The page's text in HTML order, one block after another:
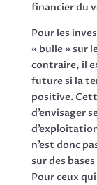
financier du
Pour les
« bulle » sur
contraire, il
future si la
positive.
d’envisager
n’est donc
sur des
Pour ceux